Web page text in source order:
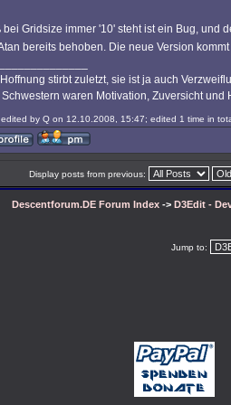
bei Gridsize immer '10' steht ist ein Bug, und
bereits behoben. Die neue Version
stirbt zuletzt, sie ist ja auch
waren Motivation, Zuversicht und
by Q on 12.10.2008, 15:47; edited 1 time in
Display posts from previous:
Descentforum.DE Forum Index -> D3Edit -
Jump to: